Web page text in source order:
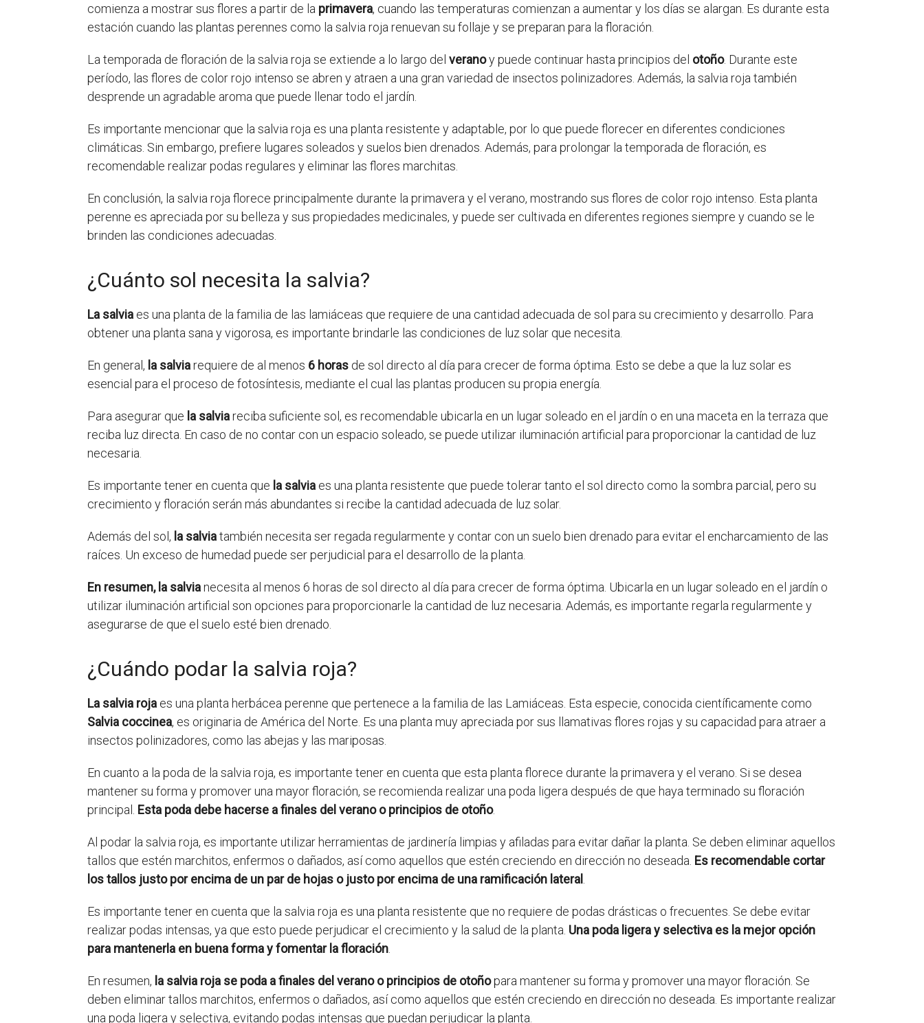
comienza a mostrar sus flores a partir de la primavera, cuando las temperaturas comienzan a aumentar y los días se alargan. Es durante esta
estación cuando las plantas perennes como la salvia roja renuevan su follaje y se preparan para la floración.
La temporada de floración de la salvia roja se extiende a lo largo del veranoy puede continuar hasta principios del otoño. Durante este
período, las flores de color rojo intenso se abren y atraen a una gran variedad de insectos polinizadores. Además, la salvia roja también
desprende un agradable aroma que puede llenar todo el jardín.
Es importante mencionar que la salvia roja es una planta resistente y adaptable, por lo que puede florecer en diferentes condiciones
climáticas. Sin embargo, prefiere lugares soleados y suelos bien drenados. Además, para prolongar la temporada de floración, es
recomendable realizar podas regulares y eliminar las flores marchitas.
En conclusión, la salvia roja florece principalmente durante la primavera y el verano, mostrando sus flores de color rojo intenso. Esta planta
perenne es apreciada por su belleza y sus propiedades medicinales, y puede ser cultivada en diferentes regiones siempre y cuando se le
brinden las condiciones adecuadas.
¿Cuánto sol necesita la salvia?
La salvia es una planta de la familia de las lamiáceas que requiere de una cantidad adecuada de sol para su crecimiento y desarrollo. Para
obtener una planta sana y vigorosa, es importante brindarle las condiciones de luz solar que necesita.
En general, la salviarequiere de al menos 6 horas de sol directo al día para crecer de forma óptima. Esto se debe a que la luz solar es
esencial para el proceso de fotosíntesis, mediante el cual las plantas producen su propia energía.
Para asegurar que la salviareciba suficiente sol, es recomendable ubicarla en un lugar soleado en el jardín o en una maceta en la terraza que
reciba luz directa. En caso de no contar con un espacio soleado, se puede utilizar iluminación artificial para proporcionar la cantidad de luz
necesaria.
Es importante tener en cuenta que la salvia es una planta resistente que puede tolerar tanto el sol directo como la sombra parcial, pero su
crecimiento y floración serán más abundantes si recibe la cantidad adecuada de luz solar.
Además del sol, la salviatambién necesita ser regada regularmente y contar con un suelo bien drenado para evitar el encharcamiento de las
raíces. Un exceso de humedad puede ser perjudicial para el desarrollo de la planta.
En resumen, la salvianecesita al menos 6 horas de sol directo al día para crecer de forma óptima. Ubicarla en un lugar soleado en el jardín o
utilizar iluminación artificial son opciones para proporcionarle la cantidad de luz necesaria. Además, es importante regarla regularmente y
asegurarse de que el suelo esté bien drenado.
¿Cuándo podar la salvia roja?
La salvia roja es una planta herbácea perenne que pertenece a la familia de las Lamiáceas. Esta especie, conocida científicamente como
Salvia coccinea, es originaria de América del Norte. Es una planta muy apreciada por sus llamativas flores rojas y su capacidad para atraer a
insectos polinizadores, como las abejas y las mariposas.
En cuanto a la poda de la salvia roja, es importante tener en cuenta que esta planta florece durante la primavera y el verano. Si se desea
mantener su forma y promover una mayor floración, se recomienda realizar una poda ligera después de que haya terminado su floración
principal. Esta poda debe hacerse a finales del verano o principios de otoño.
Al podar la salvia roja, es importante utilizar herramientas de jardinería limpias y afiladas para evitar dañar la planta. Se deben eliminar aquellos
tallos que estén marchitos, enfermos o dañados, así como aquellos que estén creciendo en dirección no deseada. Es recomendable cortar
los tallos justo por encima de un par de hojas o justo por encima de una ramificación lateral
Es importante tener en cuenta que la salvia roja es una planta resistente que no requiere de podas drásticas o frecuentes. Se debe evitar
realizar podas intensas, ya que esto puede perjudicar el crecimiento y la salud de la planta. Una poda ligera y selectiva es la mejor opción
para mantenerla en buena forma y fomentar la floración
En resumen, la salvia roja se poda a finales del verano o principios de otoñopara mantener su forma y promover una mayor floración. Se
deben eliminar tallos marchitos, enfermos o dañados, así como aquellos que estén creciendo en dirección no deseada. Es importante realizar
una poda ligera y selectiva, evitando podas intensas que puedan perjudicar la planta.